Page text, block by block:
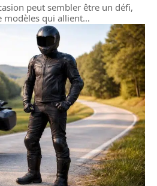
peut sembler être un défi,
modèles qui allient…